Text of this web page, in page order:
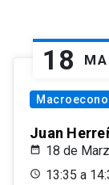
18
Juan
18 de
13:35 a